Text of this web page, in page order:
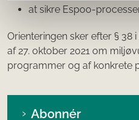
at sikre Espoo-
Orienteringen sker efter § 38
af 27. oktober 2021 om
programmer og af konkrete
Abonnér